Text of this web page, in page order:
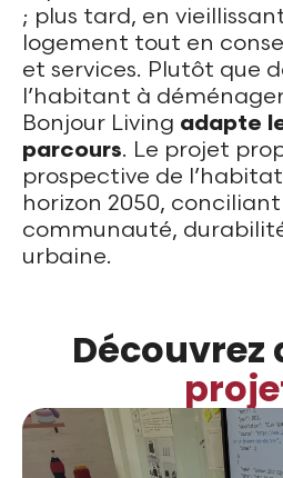
; plus tard, en
logement tout en
et services. Plutôt que
l’habitant à
Bonjour Living adapte
parcours. Le projet
prospective de
horizon 2050,
communauté,
urbaine.
Découvrez